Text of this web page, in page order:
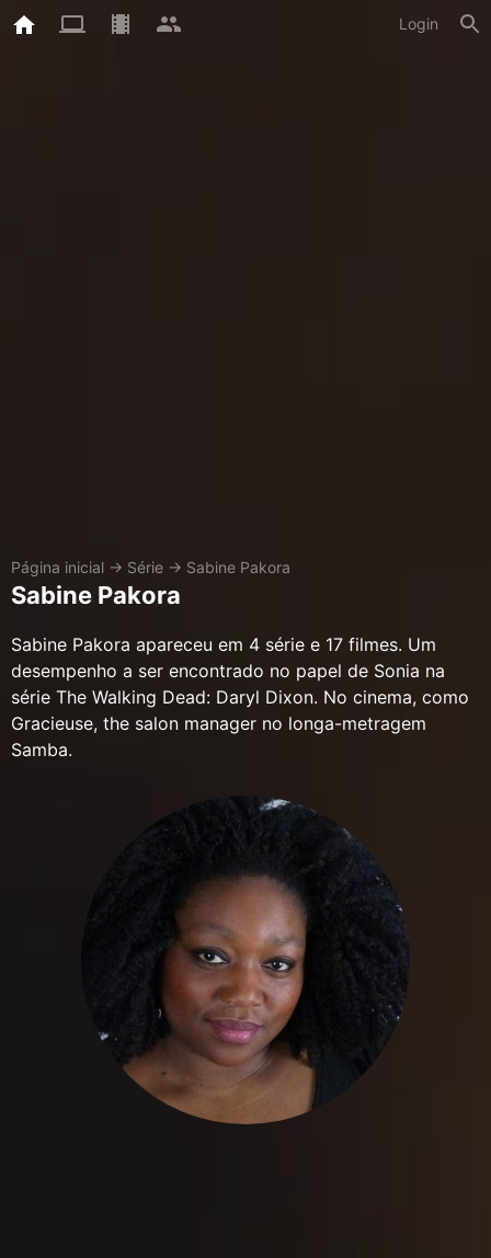
Login
Página inicial → Série → Sabine Pakora
Sabine Pakora
Sabine Pakora apareceu em 4 série e 17 filmes. Um
desempenho a ser encontrado no papel de Sonia na
série The Walking Dead: Daryl Dixon. No cinema, como
Gracieuse, the salon manager no longa-metragem
Samba.